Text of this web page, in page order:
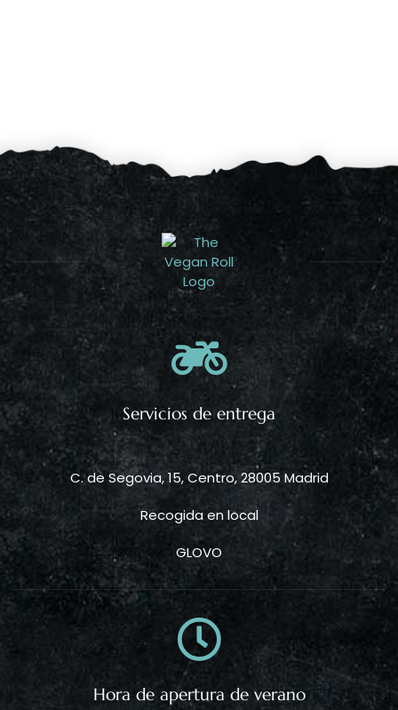
Servicios de entrega
C. de Segovia, 15, Centro, 28005 Madrid
Recogida en local
GLOVO
Hora de apertura de verano